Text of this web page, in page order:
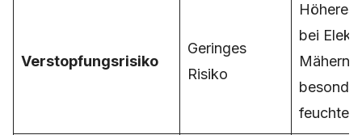
Verstopfungsrisiko
Geringes
Risiko
Höheres
bei
Mähern,